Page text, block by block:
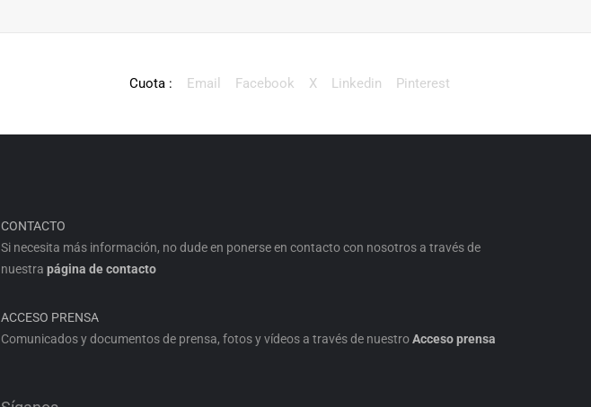
Cuota : Email Facebook X Linkedin Pinterest
CONTACTO
Si necesita más información, no dude en ponerse en contacto con nosotros a través de
nuestra página de contacto
ACCESO PRENSA
Comunicados y documentos de prensa, fotos y vídeos a través de nuestroAcceso prensa